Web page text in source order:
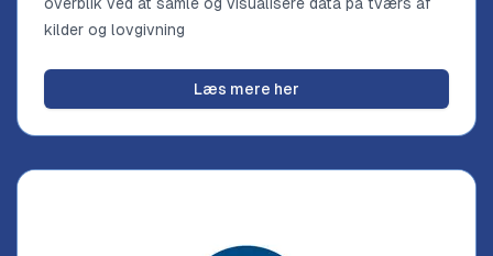
kilder og lovgivning
Læs mere her